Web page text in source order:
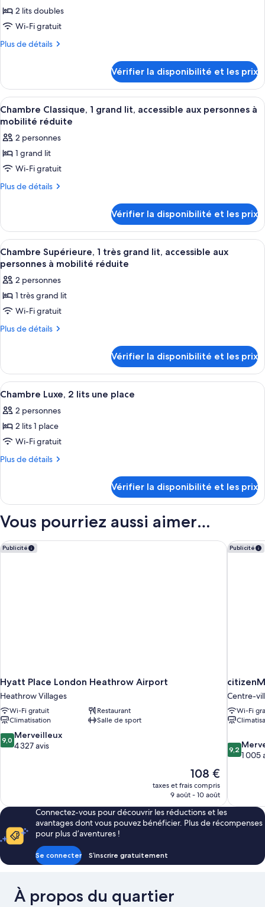
très
grand
pour
ce
type
Chambre
Familiale,
2
lits
doubles
2 lits doubles
Wi-Fi gratuit
Plus de détails
Plus
le
type
de
chambre
Familiale,
2
doubles
Vérifier la disponibilité et les prix
Afficher
toutes
les
photos
pour
ce
type
Chambre
Classique,
1
grand
lit,
accessible
aux
à
Une chambre d’hôtel équipée d’un
2
Chambre Classique, 1 grand lit, accessible aux personnes à
mobilité réduite
2 personnes
1 grand lit
Wi-Fi gratuit
Plus de détails
Plus
le
type
de
chambre
Chambre
Classique,
lit,
accessible
aux
mobilité
réduite
Vérifier la disponibilité et les prix
Afficher
toutes
les
photos
pour
ce
type
Chambre
Supérieure,
1
très
grand
lit,
accessible
aux
mobilité
réduite
Une chambre d’hôtel avec un
3
Chambre Supérieure, 1 très grand lit, accessible aux
personnes à mobilité réduite
2 personnes
1 très grand lit
Wi-Fi gratuit
Plus de détails
Plus
le
type
de
Chambre
Supérieure,
très
grand
personnes
mobilité
réduite
Vérifier la disponibilité et les prix
Afficher
toutes
les
photos
pour
ce
chambre :
Luxe,
lits
Draps en coton égyptien, literie de
4
Chambre Luxe, 2 lits une place
2 personnes
2 lits 1 place
Wi-Fi gratuit
Plus de détails
Plus
le
de
Chambre
Luxe,
Vérifier la disponibilité et les prix
Vous pourriez aussi aimer…
Publicité
Hyatt Place London Heathrow Airport
Heathrow Villages
Wi-Fi gratuit
Restaurant
Climatisation
Salle de sport
9.0
sur
9,0 Merveilleux
4 327 avis
Le
nouveau
prix
de
108 €
108 €
taxes et frais compris
9 août - 10 août
Hyatt Place London Heathrow Airport Publicité
Centre-
Wi-Fi
9.2
sur
9,2
1 005
Connectez-vous pour découvrir les réductions et les
avantages dont vous pouvez bénéficier. Plus de récompenses
pour plus d’aventures !
Se connecter S’inscrire gratuitement
À propos du quartier